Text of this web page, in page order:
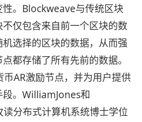
性。Blockweave与传统区块
仅包含来自前一个区块的数
选择的区块的数据，从而强
都存储了所有先前的数据。
AR激励节点，并为用户提供
。WilliamJones和
分布式计算机系统博士学位